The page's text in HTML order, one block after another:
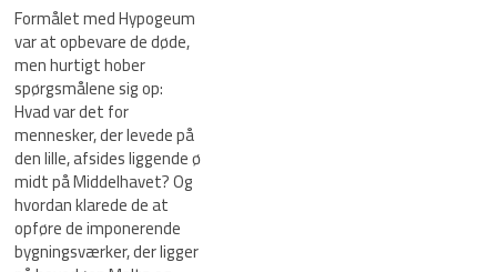
Formålet med Hypogeum
var at opbevare de døde,
men hurtigt hober
spørgsmålene sig op:
Hvad var det for
mennesker, der levede på
den lille, afsides liggende ø
midt på Middelhavet? Og
hvordan klarede de at
opføre de imponerende
bygningsværker, der ligger